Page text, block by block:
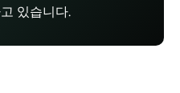
있습니다.